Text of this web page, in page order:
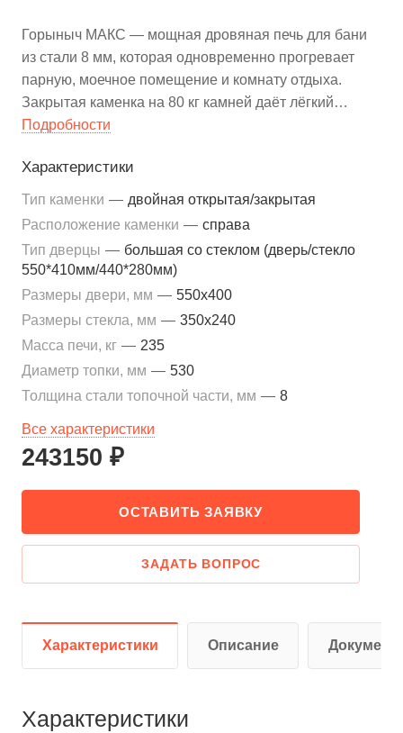
Горыныч МАКС — мощная дровяная печь для бани
из стали 8 мм, которая одновременно прогревает
парную, моечное помещение и комнату отдыха.
Закрытая каменка на 80 кг камней даёт лёгкий
мелкодисперсный пар, а бак 80–120 л обеспечивает
подогревателей. Печь рассчитана на парные
объёмом 8–18 м³ и создаёт стабильное тепло даже в
Подробности
Характеристики
Тип каменки — двойная открытая/закрытая
Расположение каменки — справа
Тип дверцы — большая со стеклом (дверь/стекло
550*410мм/440*280мм)
Размеры двери, мм — 550x400
Размеры стекла, мм — 350x240
Масса печи, кг — 235
Диаметр топки, мм — 530
Толщина стали топочной части, мм — 8
Все характеристики
243150 ₽
ОСТАВИТЬ ЗАЯВКУ
ЗАДАТЬ ВОПРОС
Характеристики Описание
Характеристики